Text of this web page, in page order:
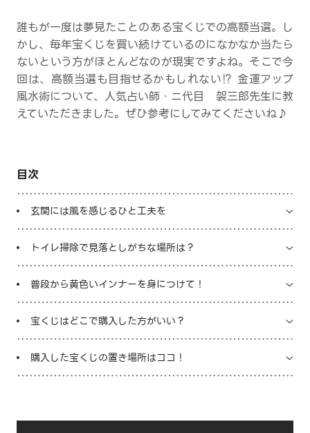
えもじの子（占）12星座占い
占い記事
お知らせ
誰もが一度は夢見たことのある宝くじでの高額当選。し
かし、毎年宝くじを買い続けているのになかなか当たら
ないという方がほとんどなのが現実ですよね。そこで今
回は、高額当選も目指せるかもしれない⁉ 金運アップ
風水術について、人気占い師・ニ代目 袈三郎先生に教
えていただきました。ぜひ参考にしてみてくださいね♪
目次
玄関には風を感じるひと工夫を
トイレ掃除で見落としがちな場所は？
普段から黄色いインナーを身につけて！
宝くじはどこで購入した方がいい？
購入した宝くじの置き場所はココ！